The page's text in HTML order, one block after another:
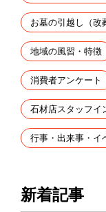
お墓の引越し（改
地域の風習・特徴
消費者アンケート
石材店スタッフイ
行事・出来事・イ
新着記事